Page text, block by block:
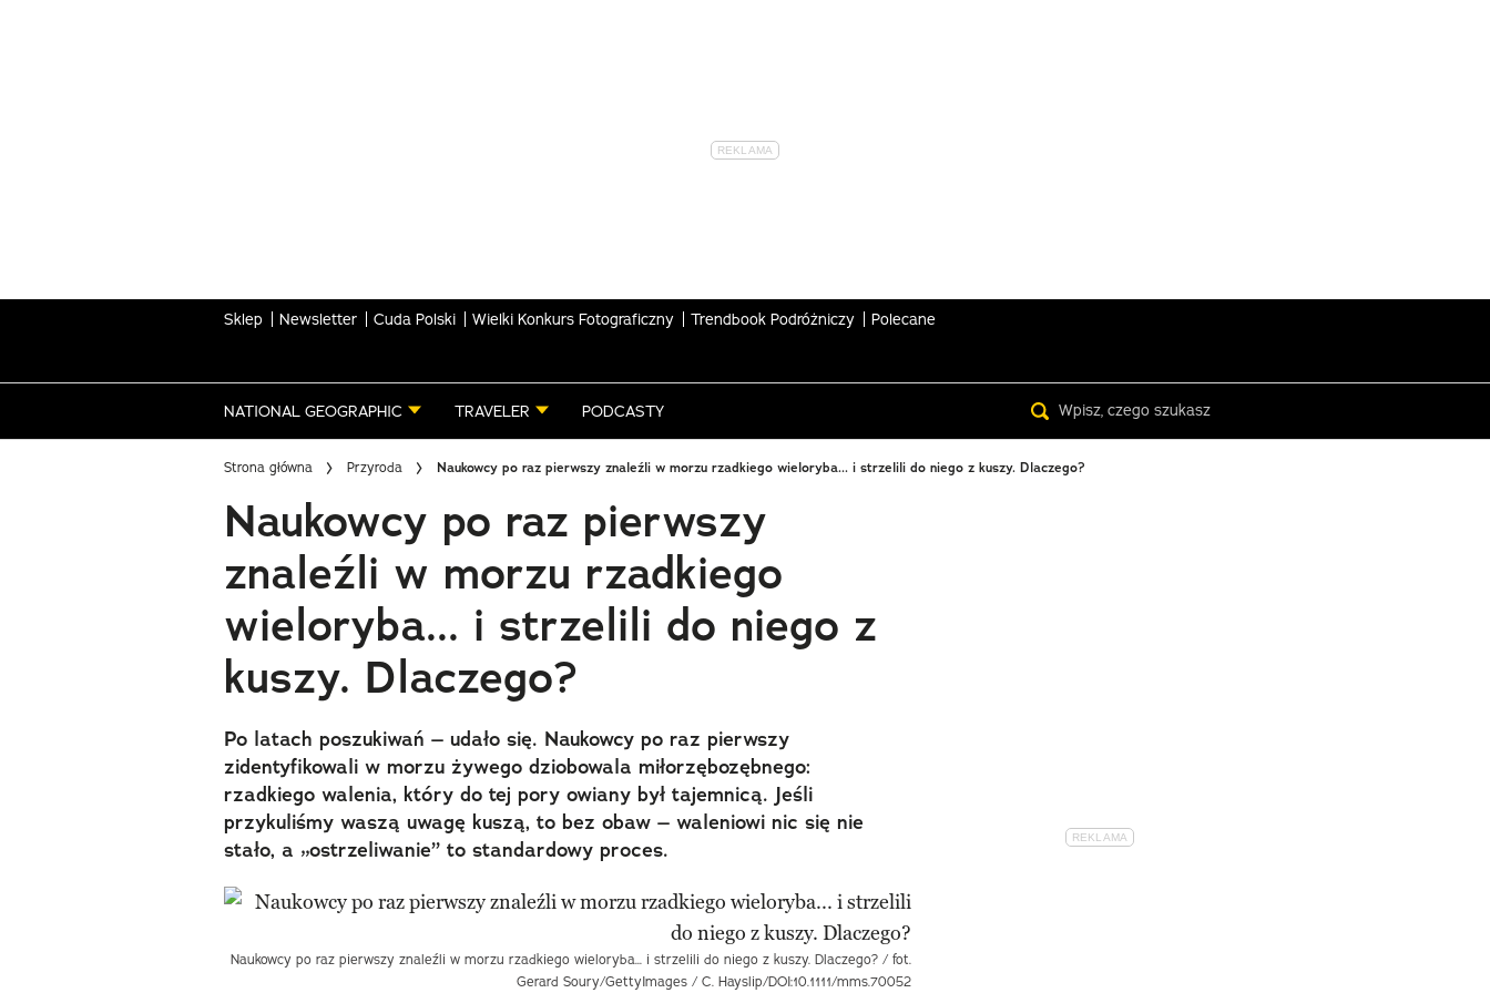
Sklep Newsletter Cuda Polski Wielki Konkurs Fotograficzny Trendbook Podróżniczy Polecane
NATIONAL GEOGRAPHIC TRAVELER PODCASTY
Strona główna Przyroda Naukowcy po raz pierwszy znaleźli w morzu rzadkiego wieloryba... i strzelili do niego z kuszy. Dlaczego?
Naukowcy po raz pierwszy
znaleźli w morzu rzadkiego
wieloryba... i strzelili do niego z
kuszy. Dlaczego?
Po latach poszukiwań – udało się. Naukowcy po raz pierwszy
zidentyfikowali w morzu żywego dziobowala miłorzębozębnego:
rzadkiego walenia, który do tej pory owiany był tajemnicą. Jeśli
przykuliśmy waszą uwagę kuszą, to bez obaw – waleniowi nic się nie
stało, a „ostrzeliwanie” to standardowy proces.
Naukowcy po raz pierwszy znaleźli w morzu rzadkiego wieloryba... i strzelili do niego z kuszy. Dlaczego? / fot.
Gerard Soury/GettyImages / C. Hayslip/DOI:10.1111/mms.70052